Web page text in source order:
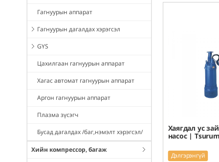
Гагнуурын аппарат
Гагнуурын дагалдах хэрэгсэл
GYS
Цахилгаан гагнуурын аппарат
Хагас автомат гагнуурын аппарат
Аргон гагнуурын аппарат
Плазма зүсэгч
Бусад дагалдах /баг,нэмэлт хэрэгсэл/
Хийн компрессор, багаж
Хаягдал ус
насос |
Дэлгэрэнгүй